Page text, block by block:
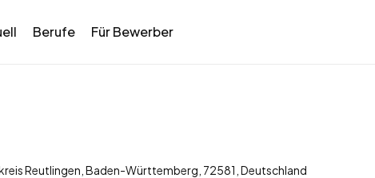
Berufe Für Bewerber
Reutlingen, Baden-Württemberg, 72581, Deutschland